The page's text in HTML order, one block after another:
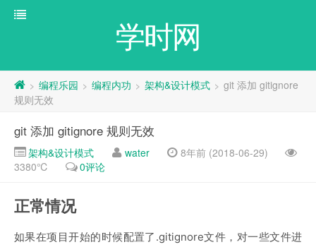
学时网
> 编程乐园 > 编程内功 > 架构&设计模式 > git 添加 gitignore
规则无效
git 添加 gitignore 规则无效
架构&设计模式 water
8年前 (2018-06-29)
3380℃
0评论
正常情况
如果在项目开始的时候配置了.gitignore文件，对一些文件进